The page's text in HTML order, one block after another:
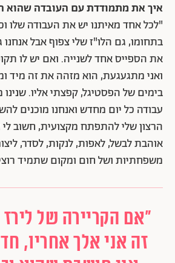
איך את מתמודדת עם העובדה שהוא
"לכל אחד מאיתנו יש את העבודה שלו
בתחומו, גם הלו"ז שלי צפוף אבל אנחנו
את הספייס אחד לשנייה. ואם יש לו
ואני מתגעגעת, הוא מזהה את זה מיד
בימים של הפסטיגל, קפצתי אליו. שנינו
עבודה כל יום מחדש ואנחנו מוכנים
הרצון שלי להתפתח מקצועית, חשוב לי
אוהבת לבשל, לאפות, לנקות, לסדר,
משפחתיות ושל חום ומקום שתמיד
"אם הקריירה של
זה אני אלך אחריו,